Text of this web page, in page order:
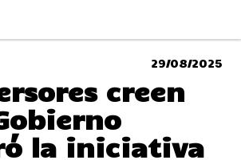
29/08/2025
creen
la iniciativa